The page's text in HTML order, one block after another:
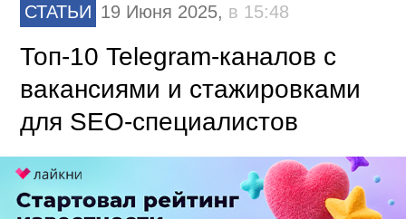
СТАТЬИ 19 Июня 2025, в 15:48
Топ-10 Telegram-каналов с
вакансиями и стажировками
для SEO-специалистов